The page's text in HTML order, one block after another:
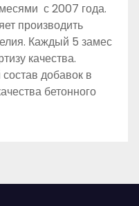
с 2007 года.
производить
Каждый 5 замес
качества.
добавок в
бетонного